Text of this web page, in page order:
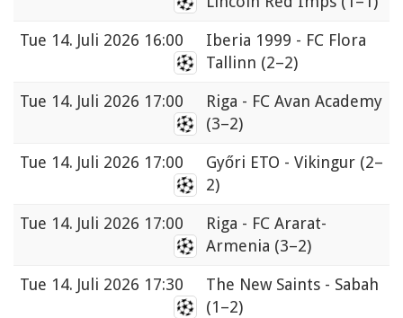
Tue 14. Juli 2026 16:00
Iberia 1999 - FC Flora
Tallinn (2–2)
Tue 14. Juli 2026 17:00
Riga - FC Avan Academy
(3–2)
Tue 14. Juli 2026 17:00 Győri ETO - Vikingur (2–
2)
Tue 14. Juli 2026 17:00
Riga - FC Ararat-
Armenia (3–2)
Tue 14. Juli 2026 17:30
The New Saints - Sabah
(1–2)